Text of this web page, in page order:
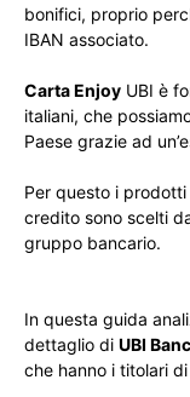
bonifici, proprio
IBAN associato.
Carta Enjoy UBI è
italiani, che
Paese grazie ad
Per questo i
credito sono scelti
gruppo bancario.
In questa guida
dettaglio di UBI
che hanno i titolari